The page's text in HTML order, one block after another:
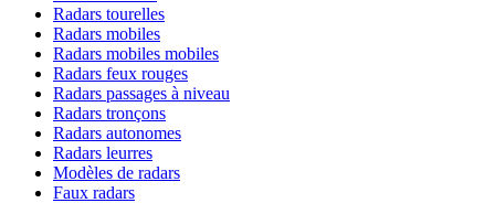
Radars tourelles
Radars mobiles
Radars mobiles mobiles
Radars feux rouges
Radars passages à niveau
Radars tronçons
Radars autonomes
Radars leurres
Modèles de radars
Faux radars